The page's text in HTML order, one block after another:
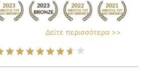
Δείτε περισσότερα >>